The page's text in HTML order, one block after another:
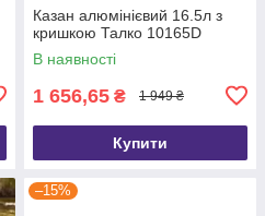
Казан алюмінієвий 16.5л з
кришкою Талко 10165D
В наявності
1 656,65 ₴ 1 949 ₴
Купити
–15%